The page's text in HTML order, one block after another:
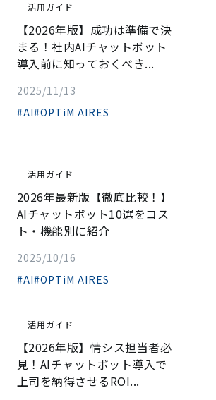
活用ガイド
【2026年版】成功は準備で決
まる！社内AIチャットボット
導入前に知っておくべき...
2025/11/13
#AI#OPTiM AIRES
活用ガイド
2026年最新版【徹底比較！】
AIチャットボット10選をコス
ト・機能別に紹介
2025/10/16
#AI#OPTiM AIRES
活用ガイド
【2026年版】情シス担当者必
見！AIチャットボット導入で
上司を納得させるROI...